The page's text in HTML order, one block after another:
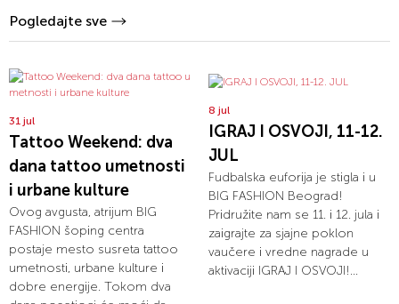
Pogledajte sve
31 jul
Tattoo Weekend: dva
dana tattoo umetnosti
i urbane kulture
Ovog avgusta, atrijum BIG
FASHION šoping centra
postaje mesto susreta tattoo
umetnosti, urbane kulture i
dobre energije. Tokom dva
8 jul
IGRAJ I OSVOJI, 11-12.
JUL
Fudbalska euforija je stigla i u
BIG FASHION Beograd!
Pridružite nam se 11. i 12. jula i
zaigrajte za sjajne poklon
vaučere i vredne nagrade u
aktivaciji IGRAJ I OSVOJI!...